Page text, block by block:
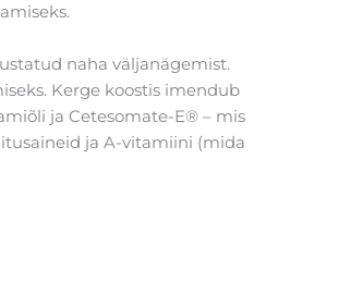
naha väljanägemist.
Kerge koostis imendub
ja Cetesomate-E® – mis
ja A-vitamiini (mida